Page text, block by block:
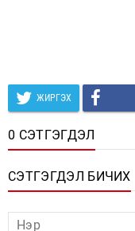
ЖИРГЭХ
0 СЭТГЭГДЭЛ
СЭТГЭГДЭЛ БИЧИХ